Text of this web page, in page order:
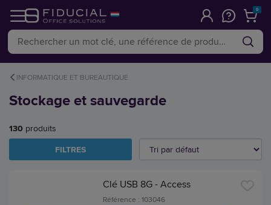
0
INFORMATIQUE ET BUREAUTIQUE
Stockage et sauvegarde
130 produits
FILTRES
Clé USB 8G - Access
Référence : 103046